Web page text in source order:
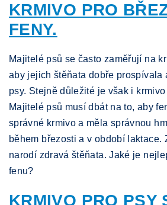
KRMIVO PRO
FENY.
Majitelé psů se často zaměřují na
aby jejich štěňata dobře prospívala
psy. Stejně důležité je však i
Majitelé psů musí dbát na to, aby
správné krmivo a měla správnou
během březosti a v období laktace.
narodí zdravá štěňata. Jaké je
fenu?
KRMIVO PRO PSY